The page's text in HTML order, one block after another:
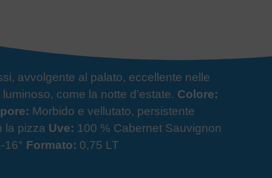
avvolgente al palato, eccellente nelle
come la notte d’estate. Colore:
Morbido e vellutato, persistente
la pizza Uve: 100 % Cabernet Sauvignon
Formato: 0,75 LT